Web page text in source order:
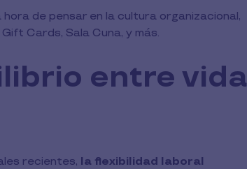
de pensar en la cultura organizacional,
Cards, Sala Cuna, y más.
entre vida
recientes, la flexibilidad laboral